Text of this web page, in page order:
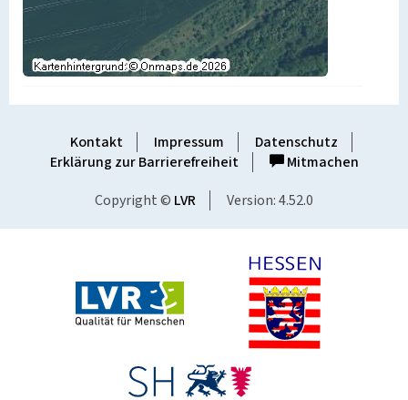
Kontakt Impressum
Datenschutz
Erklärung zur Barrierefreiheit
Mitmachen
Copyright © LVR Version: 4.52.0